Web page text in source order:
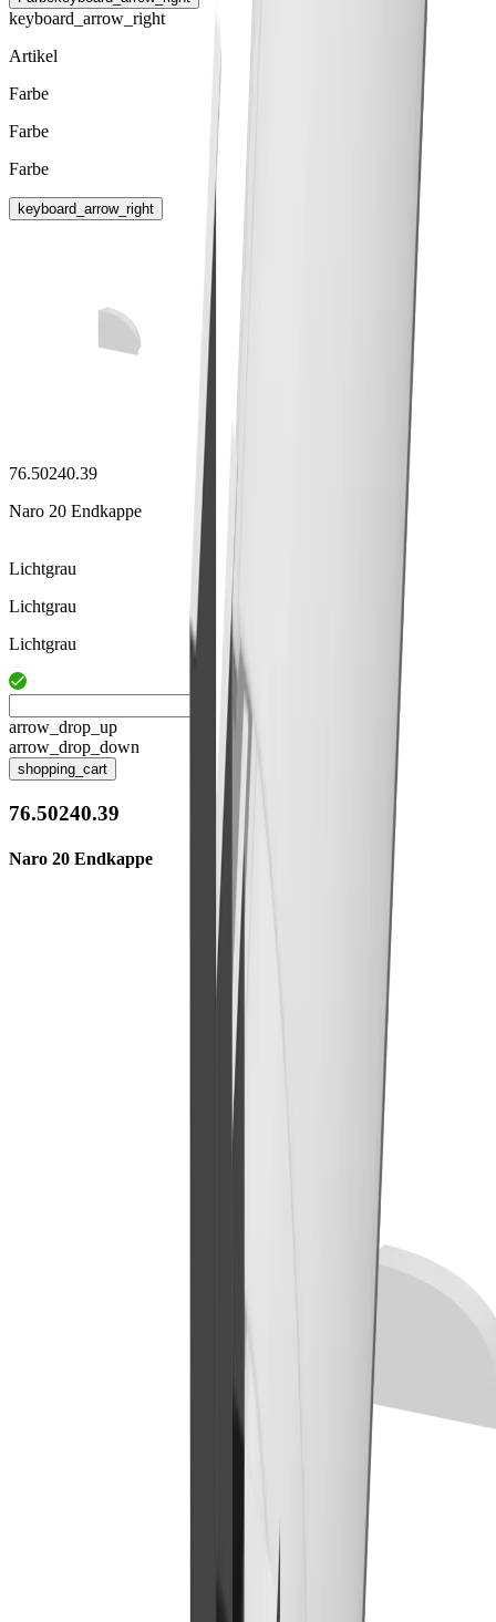
keyboard_arrow_right
Artikel
Farbe
Farbe
Farbe
keyboard_arrow_right
76.50240.39
Naro 20 Endkappe
Lichtgrau
Lichtgrau
Lichtgrau
arrow_drop_up
arrow_drop_down
shopping_cart
76.50240.39
Naro 20 Endkappe